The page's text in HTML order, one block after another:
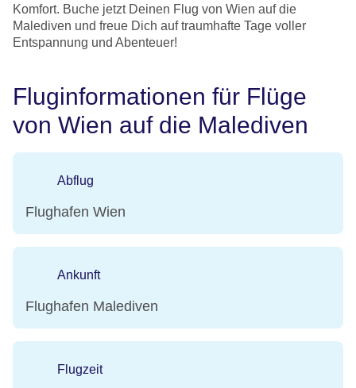
Komfort. Buche jetzt Deinen Flug von Wien auf die
Malediven und freue Dich auf traumhafte Tage voller
Entspannung und Abenteuer!
Fluginformationen für Flüge
von Wien auf die Malediven
Abflug
Flughafen Wien
Ankunft
Flughafen Malediven
Flugzeit